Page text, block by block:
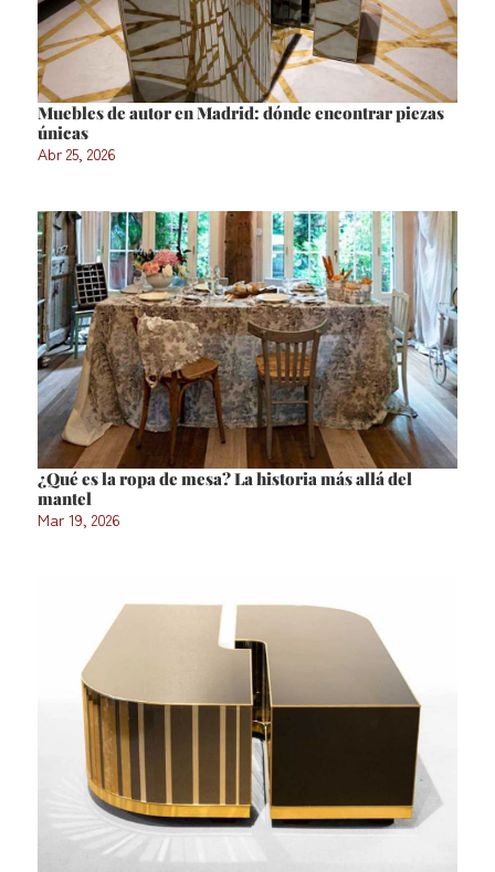
Muebles de autor en Madrid: dónde encontrar piezas
únicas
Abr 25, 2026
¿Qué es la ropa de mesa? La historia más allá del
mantel
Mar 19, 2026